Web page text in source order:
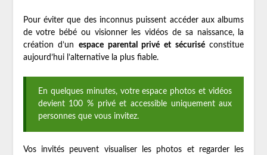
Pour éviter que des inconnus puissent accéder aux albums
de votre bébé ou visionner les vidéos de sa naissance, la
création d’un espace parental privé et sécuriséconstitue
aujourd’hui l’alternative la plus fiable.
En quelques minutes, votre espace photos et vidéos
devient 100 % privé et accessible uniquement aux
personnes que vous invitez.
Vos invités peuvent visualiser les photos et regarder les